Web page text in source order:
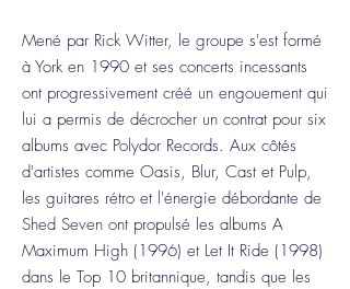
Mené par Rick Witter, le groupe s'est formé
à York en 1990 et ses concerts incessants
ont progressivement créé un engouement qui
lui a permis de décrocher un contrat pour six
albums avec Polydor Records. Aux côtés
d'artistes comme Oasis, Blur, Cast et Pulp,
les guitares rétro et l'énergie débordante de
Shed Seven ont propulsé les albums A
Maximum High (1996) et Let It Ride (1998)
dans le Top 10 britannique, tandis que les